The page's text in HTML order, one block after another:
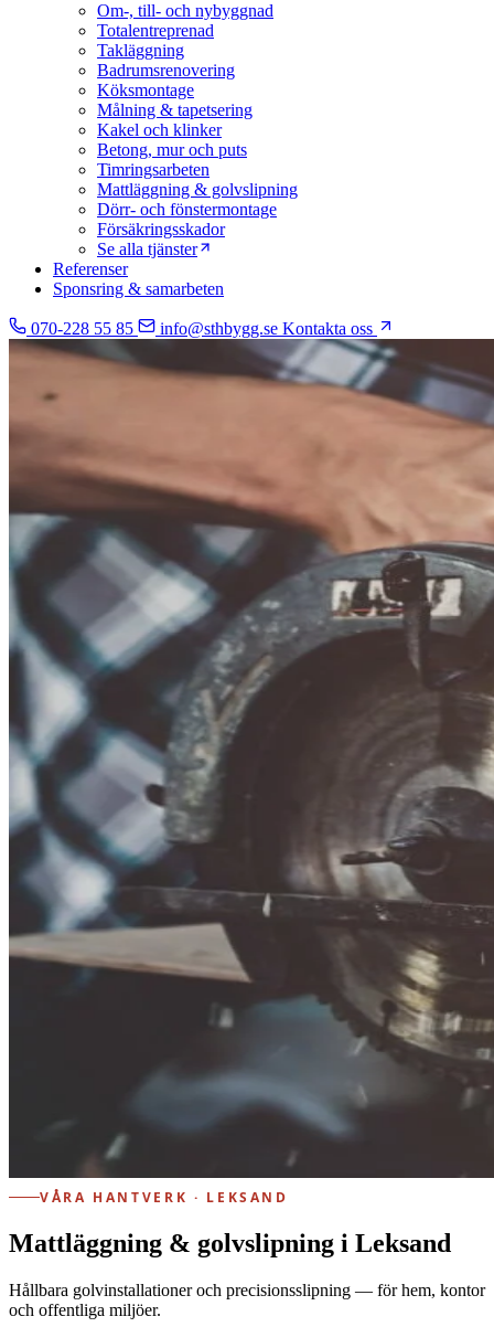
Om-, till- och nybyggnad
Totalentreprenad
Takläggning
Badrumsrenovering
Köksmontage
Målning & tapetsering
Kakel och klinker
Betong, mur och puts
Timringsarbeten
Mattläggning & golvslipning
Dörr- och fönstermontage
Försäkringsskador
Se alla tjänster
Referenser
Sponsring & samarbeten
070-228 55 85 info@sthbygg.se Kontakta oss
VÅRA HANTVERK · LEKSAND
Mattläggning & golvslipning i Leksand
Hållbara golvinstallationer och precisionsslipning — för hem, kontor
och offentliga miljöer.